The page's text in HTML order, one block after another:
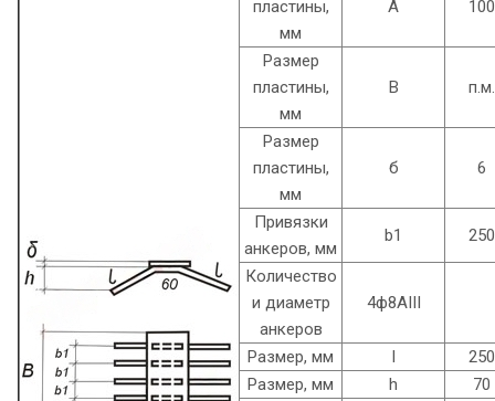
пластины,
мм
А 100
Размер
пластины,
мм
B п.м.
Размер
пластины,
мм
б 6
Привязки
анкеров, мм
b1 250
Количество
и диаметр
анкеров
4ф8AIII
Размер, мм l
250
Размер, мм
h
70